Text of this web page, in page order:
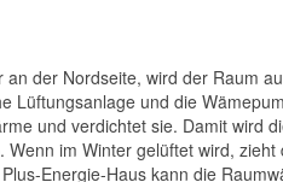
an der Nordseite, wird der Raum
Lüftungsanlage und die
und verdichtet sie. Damit wird
im Winter gelüftet wird, zieht
Energie-Haus kann die